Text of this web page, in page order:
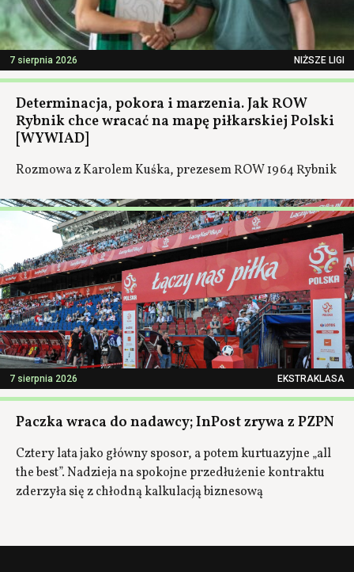
7 sierpnia 2026 NIŻSZE LIGI
Determinacja, pokora i marzenia. Jak ROW
Rybnik chce wracać na mapę piłkarskiej Polski
[WYWIAD]
Rozmowa z Karolem Kuśka, prezesem ROW 1964 Rybnik
7 sierpnia 2026 EKSTRAKLASA
Paczka wraca do nadawcy; InPost zrywa z PZPN
Cztery lata jako główny sposor, a potem kurtuazyjne „all
the best”. Nadzieja na spokojne przedłużenie kontraktu
zderzyła się z chłodną kalkulacją biznesową